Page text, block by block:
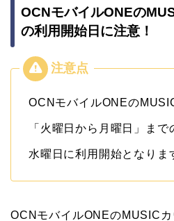
OCNモバイルONEの
の利用開始日に注意！
OCNモバイルONEの
「火曜日から月曜日」ま
水曜日に利用開始となりま
OCNモバイルONEのMUSIC